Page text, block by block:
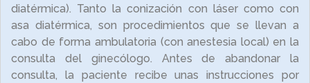
diatérmica). Tanto la conización con láser como con
asa diatérmica, son procedimientos que se llevan a
cabo de forma ambulatoria (con anestesia local) en la
consulta del ginecólogo. Antes de abandonar la
consulta, la paciente recibe unas instrucciones por